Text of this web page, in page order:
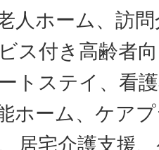
人ホーム、訪
ス付き高齢者
トステイ、看
ホーム、ケア
居宅介護支援